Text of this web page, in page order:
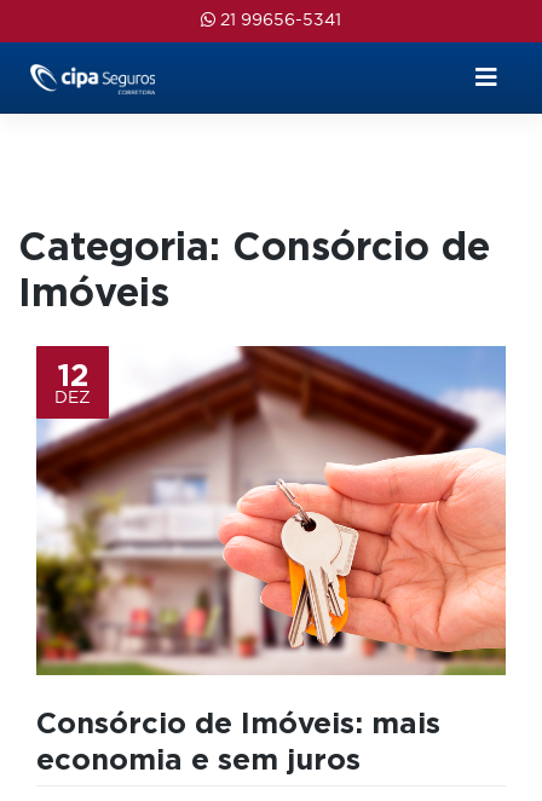
to
content
21 99656-5341
Categoria: Consórcio de
Imóveis
12
DEZ
Consórcio de Imóveis: mais
economia e sem juros